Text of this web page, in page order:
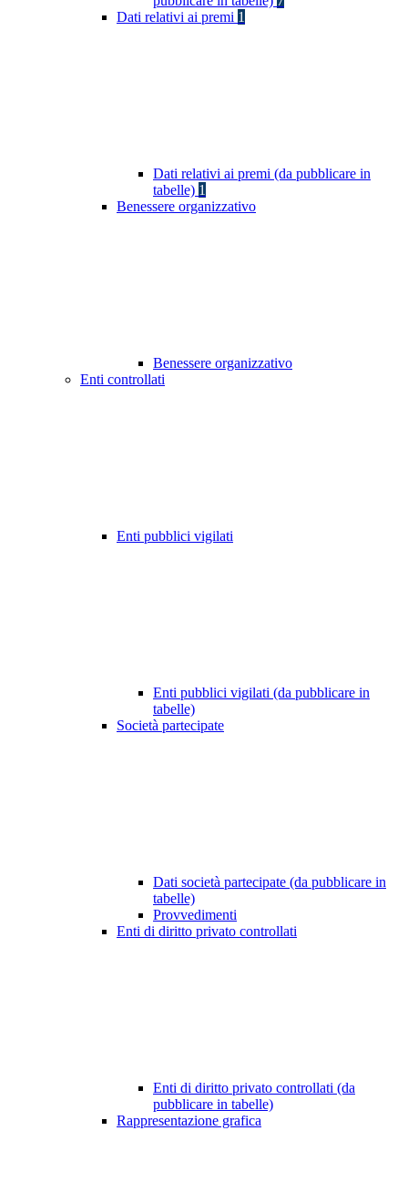
Dati relativi ai premi 1
Dati relativi ai premi (da pubblicare in
tabelle) 1
Benessere organizzativo
Benessere organizzativo
Enti controllati
Enti pubblici vigilati
Enti pubblici vigilati (da pubblicare in
tabelle)
Società partecipate
Dati società partecipate (da pubblicare in
tabelle)
Provvedimenti
Enti di diritto privato controllati
Enti di diritto privato controllati (da
pubblicare in tabelle)
Rappresentazione grafica